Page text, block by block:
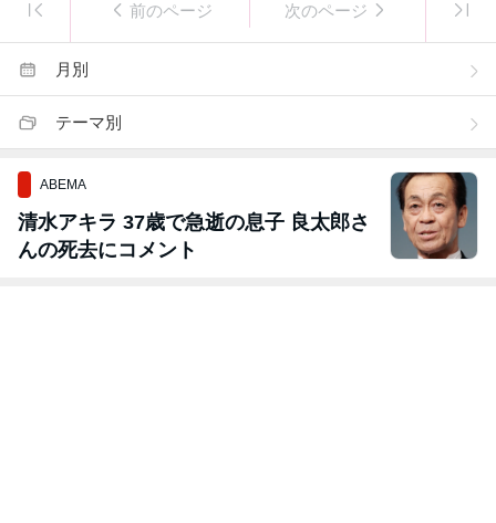
前のページ 次のページ
月別
テーマ別
ABEMA
清水アキラ 37歳で急逝の息子 良太郎さ
んの死去にコメント